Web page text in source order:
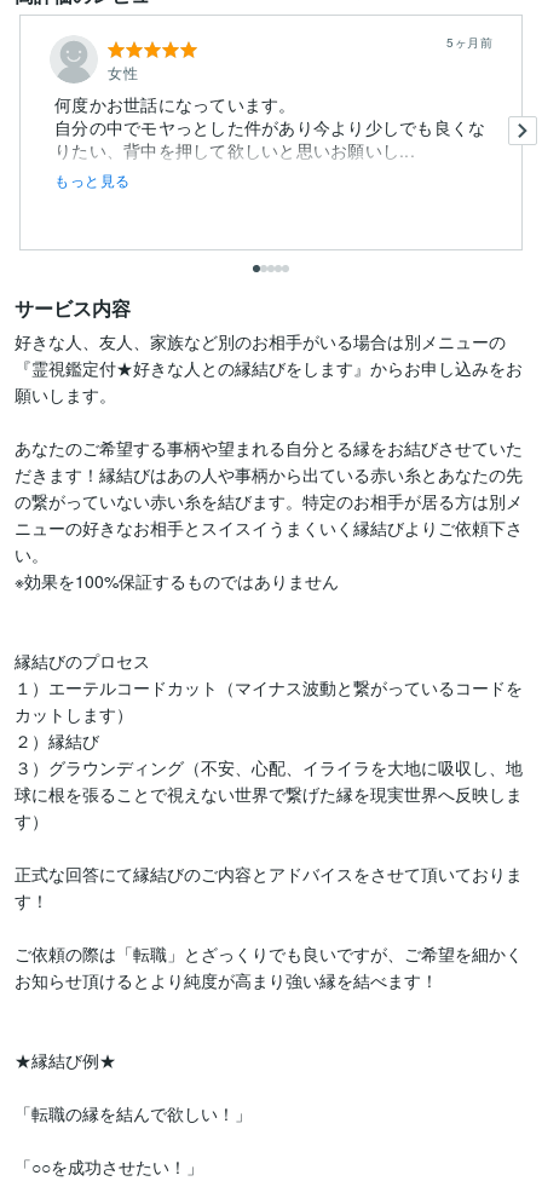
女性
5ヶ月前
何度かお世話になっています。
自分の中でモヤっとした件があり今より少しでも良くな
りたい、背中を押して欲しいと思いお願いし...
もっと見る
サービス内容
好きな人、友人、家族など別のお相手がいる場合は別メニューの
『霊視鑑定付★好きな人との縁結びをします』からお申し込みをお
願いします。
あなたのご希望する事柄や望まれる自分とる縁をお結びさせていた
だきます！縁結びはあの人や事柄から出ている赤い糸とあなたの先
の繋がっていない赤い糸を結びます。特定のお相手が居る方は別メ
ニューの好きなお相手とスイスイうまくいく縁結びよりご依頼下さ
い。
※効果を100%保証するものではありません
縁結びのプロセス
１）エーテルコードカット（マイナス波動と繋がっているコードを
カットします）
２）縁結び
３）グラウンディング（不安、心配、イライラを大地に吸収し、地
球に根を張ることで視えない世界で繋げた縁を現実世界へ反映しま
す）
正式な回答にて縁結びのご内容とアドバイスをさせて頂いておりま
す！
ご依頼の際は「転職」とざっくりでも良いですが、ご希望を細かく
お知らせ頂けるとより純度が高まり強い縁を結べます！
★縁結び例★
「転職の縁を結んで欲しい！」
「○○を成功させたい！」